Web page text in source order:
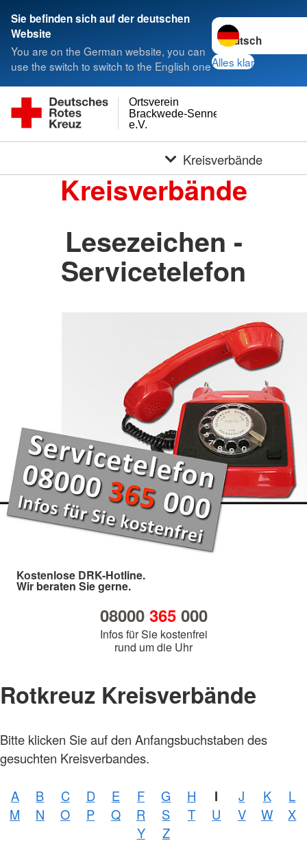
Sie befinden sich auf der deutschen
Website
You are on the German website, you can
use the switch to switch to the English one
Sprache wechseln
Alles klar
e.V.
Brackwede-Senneraum
Ortsverein
Kreisverbände
Kreisverbände
Lesezeichen -
Servicetelefon
Kostenlose DRK-Hotline.
Wir beraten Sie gerne.
08000 365000
Infos für Sie kostenfrei
rund um die Uhr
Rotkreuz Kreisverbände
Bitte klicken Sie auf den Anfangsbuchstaben des
gesuchten Kreisverbandes.
A B C D E F G H I J K
L
M
N O P Q R S T U V W
X
Y
Z